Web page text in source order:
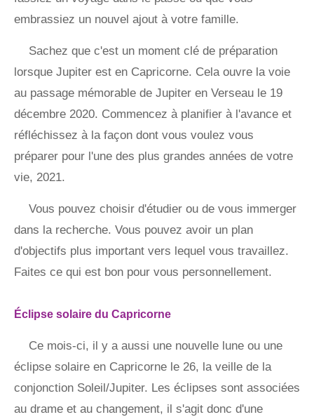
embrassiez un nouvel ajout à votre famille.
Sachez que c'est un moment clé de préparation
lorsque Jupiter est en Capricorne. Cela ouvre la voie
au passage mémorable de Jupiter en Verseau le 19
décembre 2020. Commencez à planifier à l'avance et
réfléchissez à la façon dont vous voulez vous
préparer pour l'une des plus grandes années de votre
vie, 2021.
Vous pouvez choisir d'étudier ou de vous immerger
dans la recherche. Vous pouvez avoir un plan
d'objectifs plus important vers lequel vous travaillez.
Faites ce qui est bon pour vous personnellement.
Éclipse solaire du Capricorne
Ce mois-ci, il y a aussi une nouvelle lune ou une
éclipse solaire en Capricorne le 26, la veille de la
conjonction Soleil/Jupiter. Les éclipses sont associées
au drame et au changement, il s'agit donc d'une